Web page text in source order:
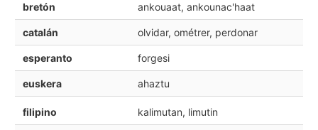
bretón ankouaat, ankounac'haat
catalán olvidar, ométrer, perdonar
esperanto forgesi
euskera ahaztu
filipino kalimutan, limutin